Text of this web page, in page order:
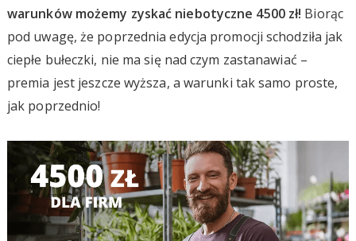
warunków możemy zyskać niebotyczne 4500 zł! Biorąc
pod uwagę, że poprzednia edycja promocji schodziła jak
ciepłe bułeczki, nie ma się nad czym zastanawiać –
premia jest jeszcze wyższa, a warunki tak samo proste,
jak poprzednio!